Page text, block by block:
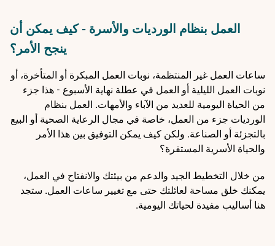
العمل بنظام الورديات والأسرة - كيف يمكن أن
ينجح الأمر؟
ساعات العمل غير المنتظمة، نوبات العمل المبكرة أو المتأخرة، أو
نوبات العمل الليلية أو العمل في عطلة نهاية الأسبوع - هذا جزء
من الحياة اليومية للعديد من الآباء والأمهات. العمل بنظام
الورديات جزء من العمل، خاصة في مجال الرعاية الصحية أو البيع
بالتجزئة أو الصناعة. ولكن كيف يمكن التوفيق بين هذا الأمر
والحياة الأسرية المستقرة؟
من خلال التخطيط الجيد والدعم من بيئتك والانفتاح في العمل،
يمكنك خلق مساحة لعائلتك حتى مع تغيير ساعات العمل. ستجد
هنا أساليب مفيدة لحياتك اليومية.